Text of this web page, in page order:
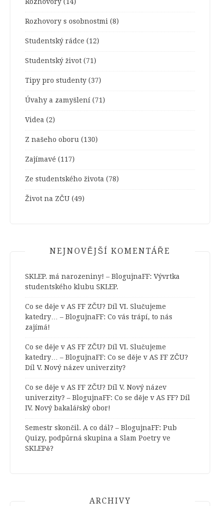
Rozhovory s osobnostmi (8)
Studentský rádce (12)
Studentský život (71)
Tipy pro studenty (37)
Úvahy a zamyšlení (71)
Videa (2)
Z našeho oboru (130)
Zajímavé (117)
Ze studentského života (78)
Život na ZČU (49)
NEJNOVĚJŠÍ KOMENTÁŘE
SKLEP. má narozeniny! – BlogujnaFF: Vývrtka
studentského klubu SKLEP.
Co se děje v AS FF ZČU? Díl VI. Slučujeme
katedry… – BlogujnaFF: Co vás trápí, to nás
zajímá!
Co se děje v AS FF ZČU? Díl VI. Slučujeme
katedry… – BlogujnaFF: Co se děje v AS FF ZČU?
Díl V. Nový název univerzity?
Co se děje v AS FF ZČU? Díl V. Nový název
univerzity? – BlogujnaFF: Co se děje v AS FF? Díl
IV. Nový bakalářský obor!
Semestr skončil. A co dál? – BlogujnaFF: Pub
Quizy, podpůrná skupina a Slam Poetry ve
SKLEPě?
ARCHIVY